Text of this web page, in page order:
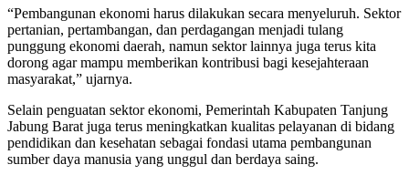
“Pembangunan ekonomi harus dilakukan secara menyeluruh. Sektor
pertanian, pertambangan, dan perdagangan menjadi tulang
punggung ekonomi daerah, namun sektor lainnya juga terus kita
dorong agar mampu memberikan kontribusi bagi kesejahteraan
masyarakat,” ujarnya.
Selain penguatan sektor ekonomi, Pemerintah Kabupaten Tanjung
Jabung Barat juga terus meningkatkan kualitas pelayanan di bidang
pendidikan dan kesehatan sebagai fondasi utama pembangunan
sumber daya manusia yang unggul dan berdaya saing.